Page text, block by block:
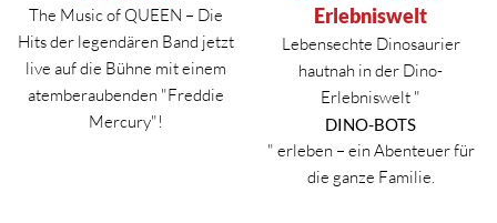
The Music of QUEEN – Die
Hits der legendären Band jetzt
live auf die Bühne mit einem
atemberaubenden "Freddie
Mercury"!
Erlebniswelt
Lebensechte Dinosaurier
hautnah in der Dino-
Erlebniswelt "
DINO-BOTS
" erleben – ein Abenteuer für
die ganze Familie.